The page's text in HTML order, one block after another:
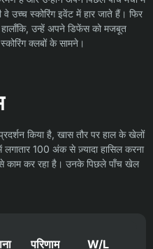
उच्च स्कोरिंग इवेंट में हार जाते हैं। फिर
हालाँकि, उन्हें अपने डिफेंस को मजबूत
क्लबों के सामने।
किया है, खास तौर पर हाल के खेलों
100 अंक से ज़्यादा हासिल करना
काम कर रहा है। उनके पिछले पाँच खेल
परिणाम W/L